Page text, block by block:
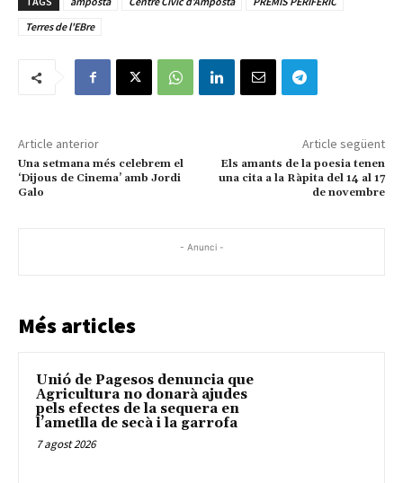
Terres de l'EBre
Article anterior
Una setmana més celebrem el
‘Dijous de Cinema’ amb Jordi
Galo
Article següent
Els amants de la poesia tenen
una cita a la Ràpita del 14 al 17
de novembre
- Anunci -
Més articles
Unió de Pagesos denuncia que
Agricultura no donarà ajudes
pels efectes de la sequera en
l’ametlla de secà i la garrofa
7 agost 2026